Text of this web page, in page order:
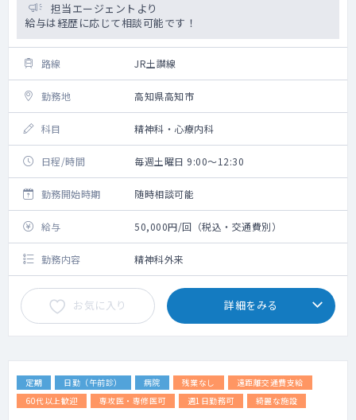
担当エージェントより
給与は経歴に応じて相談可能です！
路線 JR土讃線
勤務地 高知県高知市
科目 精神科・心療内科
日程/時間 毎週土曜日 9:00～12:30
勤務開始時期 随時相談可能
給与 50,000円/回（税込・交通費別）
勤務内容 精神科外来
お気に入り 詳細をみる
定期 日勤（午前診） 病院 残業なし
遠距離交通費支給
60代以上歓迎
専攻医・専修医可 週1日勤務可 綺麗な施設